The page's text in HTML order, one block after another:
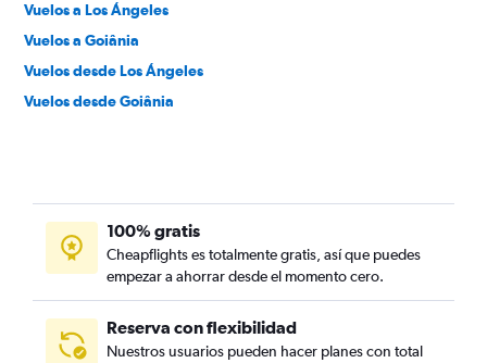
Vuelos a Los Ángeles
Vuelos a Goiânia
Vuelos desde Los Ángeles
Vuelos desde Goiânia
100% gratis
Cheapflights es totalmente gratis, así que puedes
empezar a ahorrar desde el momento cero.
Reserva con flexibilidad
Nuestros usuarios pueden hacer planes con total